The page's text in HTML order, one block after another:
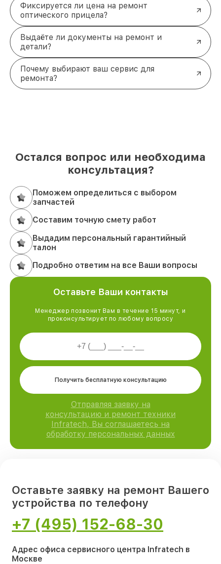
Фиксируется ли цена на ремонт
оптического прицела?
Выдаёте ли документы на ремонт и
детали?
Почему выбирают ваш сервис для
ремонта?
Остался вопрос или необходима
консультация?
Поможем определиться с выбором
запчастей
Составим точную смету работ
Выдадим персональный гарантийный
талон
Подробно ответим на все Ваши вопросы
Оставьте Ваши контакты
Менеджер позвонит Вам в течение 15 минут, и
проконсультирует по любому вопросу
Получить бесплатную консультацию
Отправляя заявку на
консультацию и ремонт техники
Infratech, Вы соглашаетесь на
обработку персональных данных
Оставьте заявку на ремонт Вашего
устройства по телефону
+7 (495) 152-68-30
Адрес офиса сервисного центра Infratech в
Москве